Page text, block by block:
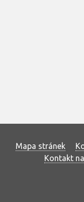
Mapa stránek
Kontakt